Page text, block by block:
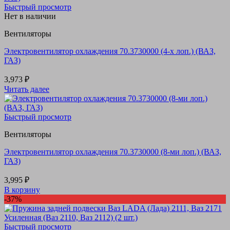
Быстрый просмотр
Нет в наличии
Вентиляторы
Электровентилятор охлаждения 70.3730000 (4-х лоп.) (ВАЗ,
ГАЗ)
3,973 ₽
Читать далее
Быстрый просмотр
Вентиляторы
Электровентилятор охлаждения 70.3730000 (8-ми лоп.) (ВАЗ,
ГАЗ)
3,995 ₽
В корзину
-37%
Быстрый просмотр